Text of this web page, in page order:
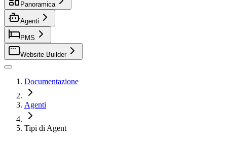
Panoramica
Agenti
PMS
Website Builder
Documentazione
Agenti
Tipi di Agent